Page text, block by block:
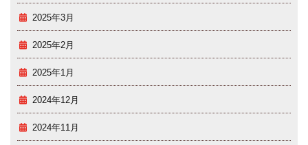
2025年3月
2025年2月
2025年1月
2024年12月
2024年11月